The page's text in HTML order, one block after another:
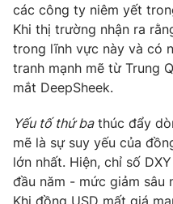
các công ty niêm yết
Khi thị trường nhận ra
trong lĩnh vực này và có
tranh mạnh mẽ từ Trung
mắt DeepSheek.
Yếu tố thứ bathúc đẩy
mẽ là sự suy yếu của
lớn nhất. Hiện, chỉ số
đầu năm - mức giảm sâu
Khi đồng USD mất giá